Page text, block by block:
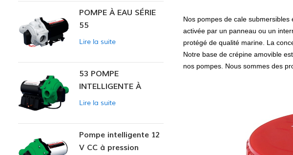
Nos pompes de cale
activée par un panneau ou un
protégé de qualité marine. La
Notre base de crépine amovible
nos pompes. Nous sommes des
POMPE À EAU SÉRIE
55
Lire la suite
53 POMPE
INTELLIGENTE À
PRESSION
Lire la suite
Pompe intelligente 12
V CC à pression